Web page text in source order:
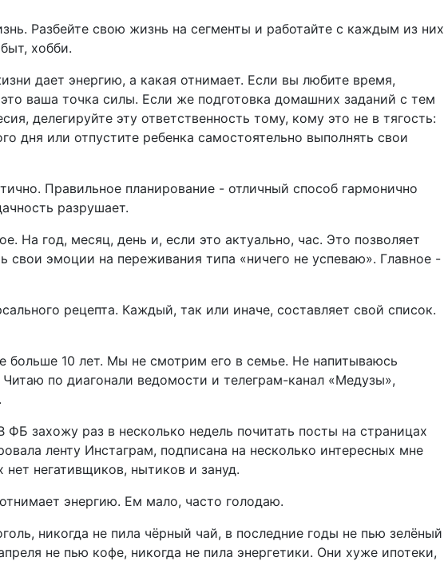
Разбейте свою жизнь на сегменты и работайте с каждым из них
хобби.
дает энергию, а какая отнимает. Если вы любите время,
ваша точка силы. Если же подготовка домашних заданий с тем
делегируйте эту ответственность тому, кому это не в тягость:
дня или отпустите ребенка самостоятельно выполнять свои
Правильное планирование - отличный способ гармонично
разрушает.
На год, месяц, день и, если это актуально, час. Это позволяет
свои эмоции на переживания типа «ничего не успеваю». Главное -
рецепта. Каждый, так или иначе, составляет свой список.
10 лет. Мы не смотрим его в семье. Не напитываюсь
по диагонали ведомости и телеграм-канал «Медузы»,
захожу раз в несколько недель почитать посты на страницах
ленту Инстаграм, подписана на несколько интересных мне
нет негативщиков, нытиков и зануд.
энергию. Ем мало, часто голодаю.
никогда не пила чёрный чай, в последние годы не пью зелёный
не пью кофе, никогда не пила энергетики. Они хуже ипотеки,